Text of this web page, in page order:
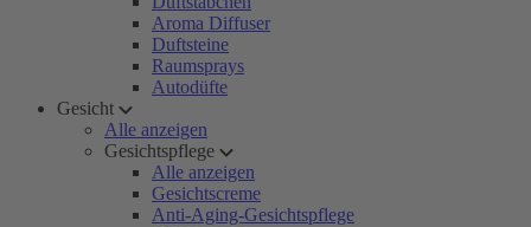
Aroma Diffuser
Duftsteine
Raumsprays
Autodüfte
Gesicht
Alle anzeigen
Gesichtspflege
Alle anzeigen
Gesichtscreme
Anti-Aging-Gesichtspflege